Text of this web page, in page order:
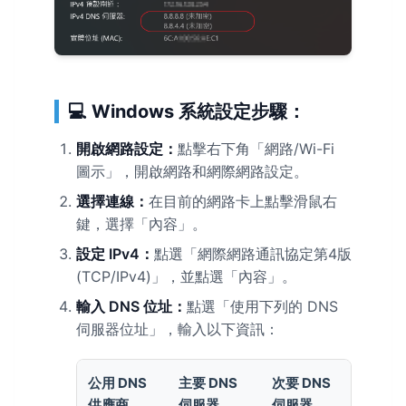
💻 Windows 系統設定步驟：
開啟網路設定： 點擊右下角「網路/Wi-Fi
圖示」，開啟網路和網際網路設定。
選擇連線： 在目前的網路卡上點擊滑鼠右
鍵，選擇「內容」。
設定 IPv4： 點選「網際網路通訊協定第4版
(TCP/IPv4)」，並點選「內容」。
輸入 DNS 位址： 點選「使用下列的 DNS
伺服器位址」，輸入以下資訊：
公用 DNS
主要 DNS
次要 DNS